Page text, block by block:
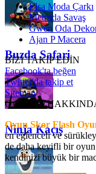
Buzda Safari
Ninja Kaçış
Elsa Moda Çarkı
Metroda Savaş
Gwen Oda
Ajan P Macera
BİZİ TAKİP EDİN
Facebook'ta beğen
Twitter'da takip et
Sitemap
OyunSkor
Oyun Skor Flash
en eğlenceli ve
de daha keyifli bir
kendinizi büyük bir